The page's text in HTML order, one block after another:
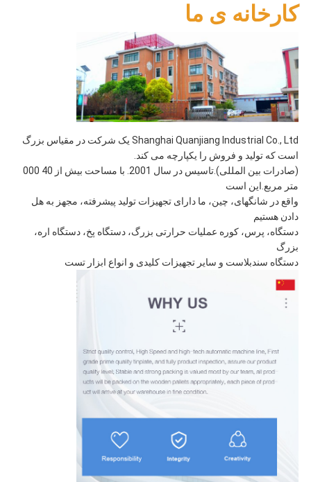
کارخانه ی ما
Shanghai Quanjiang Industrial Co., Ltd یک شرکت در مقیاس بزرگ
است که تولید و فروش را یکپارچه می کند.
(صادرات بین المللی).تاسیس در سال 2001. با مساحت بیش از 40 000
متر مربع.این است
واقع در شانگهای، چین، ما دارای تجهیزات تولید پیشرفته، مجهز به هل
دادن هستیم
دستگاه، پرس، کوره عملیات حرارتی بزرگ، دستگاه پخ، دستگاه اره،
بزرگ
دستگاه سندبلاست و سایر تجهیزات کلیدی و انواع ابزار تست